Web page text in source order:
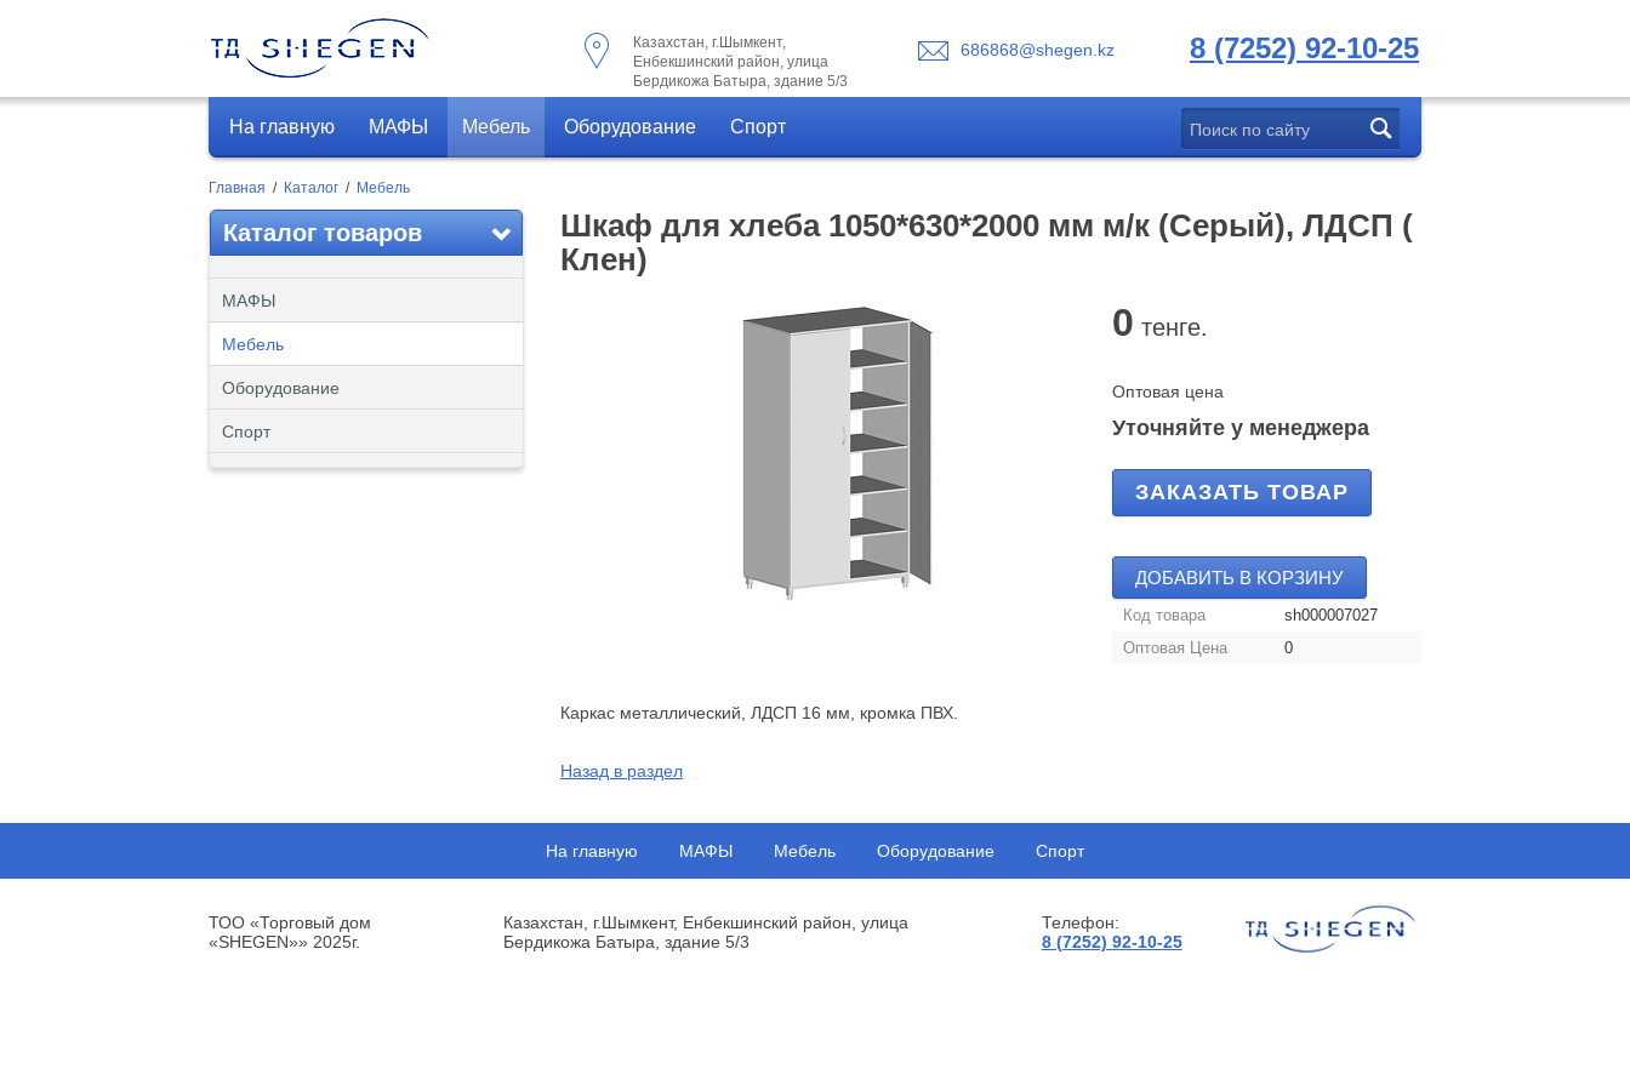
Казахстан, г.Шымкент,
Енбекшинский район, улица
Бердикожа Батыра, здание 5/3
686868@shegen.kz 8 (7252) 92-10-25
На главную МАФЫ Мебель Оборудование Спорт
Главная / Каталог / Мебель
Каталог товаров
МАФЫ
Мебель
Оборудование
Спорт
Шкаф для хлеба 1050*630*2000 мм м/к (Серый), ЛДСП (
Клен)
0 тенге.
Оптовая цена
Уточняйте у менеджера
ЗАКАЗАТЬ ТОВАР
ДОБАВИТЬ В КОРЗИНУ
Код товара
sh000007027
Оптовая Цена
0
Каркас металлический, ЛДСП 16 мм, кромка ПВХ.
Назад в раздел
На главную МАФЫ Мебель Оборудование Спорт
ТОО «Торговый дом
«SHEGEN»» 2025г.
Казахстан, г.Шымкент, Енбекшинский район, улица
Бердикожа Батыра, здание 5/3
Телефон:
8 (7252) 92-10-25